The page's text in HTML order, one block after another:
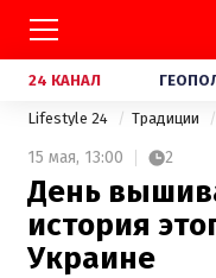
24 КАНАЛ
Lifestyle 24 Традиции
15 мая, 13:00 2
День
история
Украине